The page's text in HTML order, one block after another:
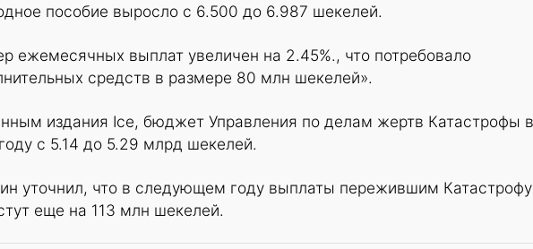
пособие выросло с 6.500 до 6.987 шекелей.
ежемесячных выплат увеличен на 2.45%., что потребовало
средств в размере 80 млн шекелей».
издания Ice, бюджет Управления по делам жертв Катастрофы
с 5.14 до 5.29 млрд шекелей.
уточнил, что в следующем году выплаты пережившим Катастрофу
еще на 113 млн шекелей.